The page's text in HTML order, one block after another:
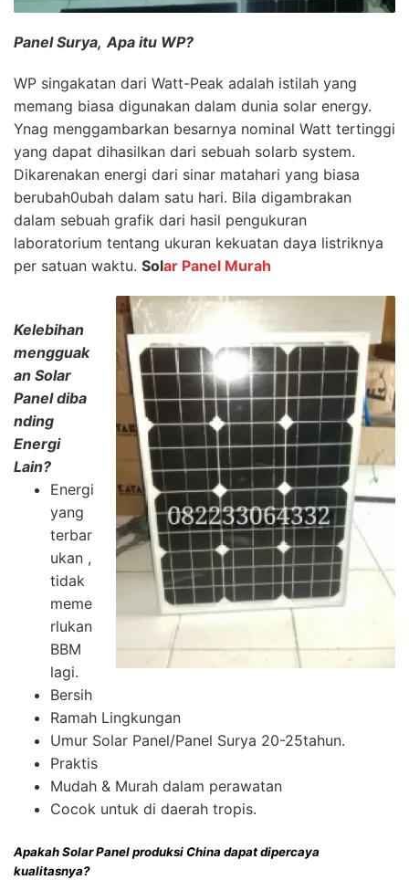
Panel Surya, Apa itu WP?
WP singakatan dari Watt-Peak adalah istilah yang
memang biasa digunakan dalam dunia solar energy.
Ynag menggambarkan besarnya nominal Watt tertinggi
yang dapat dihasilkan dari sebuah solarb system.
Dikarenakan energi dari sinar matahari yang biasa
berubah0ubah dalam satu hari. Bila digambrakan
dalam sebuah grafik dari hasil pengukuran
laboratorium tentang ukuran kekuatan daya listriknya
per satuan waktu. Solar Panel Murah
Kelebihan
mengguak
an Solar
Panel diba
nding
Energi
Lain?
Energi
yang
terbar
ukan ,
tidak
meme
rlukan
BBM
lagi.
Bersih
Ramah Lingkungan
Umur Solar Panel/Panel Surya 20-25tahun.
Praktis
Mudah & Murah dalam perawatan
Cocok untuk di daerah tropis.
Apakah Solar Panel produksi China dapat dipercaya
kualitasnya?